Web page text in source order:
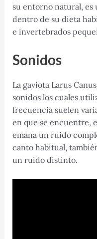
su entorno natural, es
dentro de su dieta
e invertebrados
Sonidos
La gaviota Larus
sonidos los cuales
frecuencia suelen
en que se encuentre,
emana un ruido
canto habitual,
un ruido distinto.